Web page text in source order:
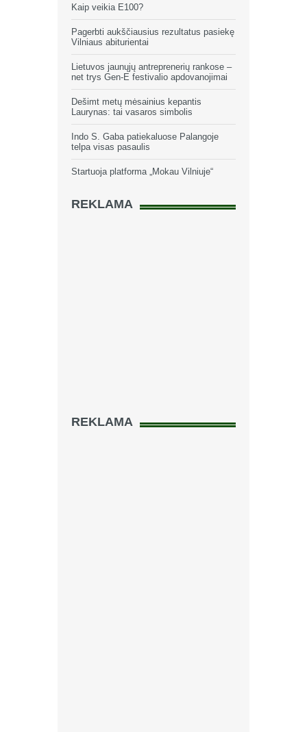
Kaip veikia E100?
Pagerbti aukščiausius rezultatus pasiekę
Vilniaus abiturientai
Lietuvos jaunųjų antreprenerių rankose –
net trys Gen-E festivalio apdovanojimai
Dešimt metų mėsainius kepantis
Laurynas: tai vasaros simbolis
Indo S. Gaba patiekaluose Palangoje
telpa visas pasaulis
Startuoja platforma „Mokau Vilniuje“
REKLAMA
REKLAMA